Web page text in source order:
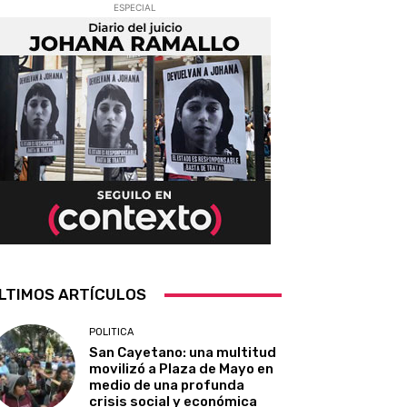
ESPECIAL
ARTÍCULOS
POLITICA
San Cayetano: una multitud
movilizó a Plaza de Mayo en
medio de una profunda
crisis social y económica